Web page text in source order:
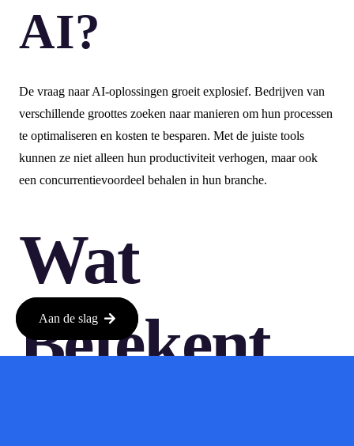
AI?
De vraag naar AI-oplossingen groeit explosief. Bedrijven van
verschillende groottes zoeken naar manieren om hun processen
te optimaliseren en kosten te besparen. Met de juiste tools
kunnen ze niet alleen hun productiviteit verhogen, maar ook
een concurrentievoordeel behalen in hun branche.
Wat
Betekent
Aan de slag